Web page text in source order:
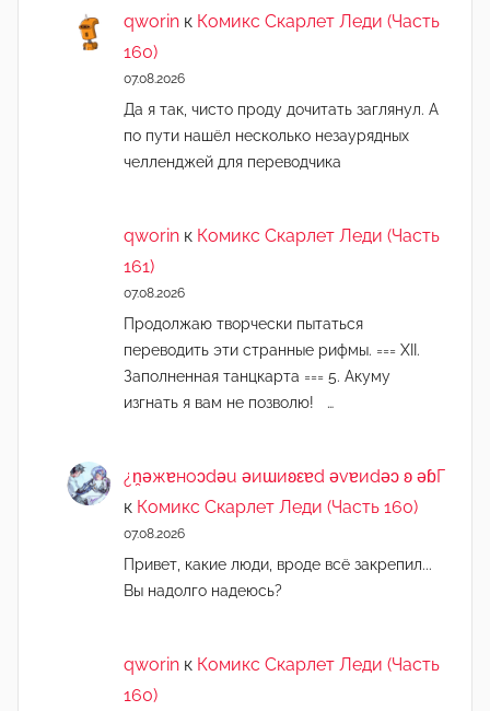
qworin к Комикс Скарлет Леди (Часть
160)
07.08.2026
Да я так, чисто проду дочитать заглянул. А
по пути нашёл несколько незаурядных
челленджей для переводчика
qworin к Комикс Скарлет Леди (Часть
161)
07.08.2026
Продолжаю творчески пытаться
переводить эти странные рифмы. === XII.
Заполненная танцкарта === 5. Акуму
изгнать я вам не позволю! …
¿n̯ǝжɐноɔdǝu ǝиɯиʚεɐd ǝvɐиdǝɔ ʚ ǝɓГ
к Комикс Скарлет Леди (Часть 160)
07.08.2026
Привет, какие люди, вроде всё закрепил...
Вы надолго надеюсь?
qworin к Комикс Скарлет Леди (Часть
160)